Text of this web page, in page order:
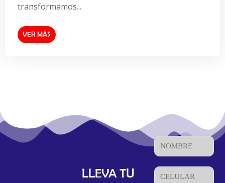
transformamos...
VER MÁS
LLEVA TU